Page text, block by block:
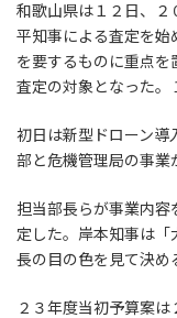
和歌山県は１２日、２
平知事による査定を始
を要するものに重点を
査定の対象となった。
初日は新型ドローン導
部と危機管理局の事業
担当部長らが事業内
定した。岸本知事は
長の目の色を見て決め
２３年度当初予算案